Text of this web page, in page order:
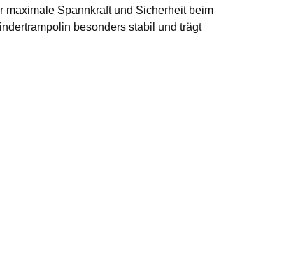
maximale Spannkraft und Sicherheit beim
besonders stabil und trägt